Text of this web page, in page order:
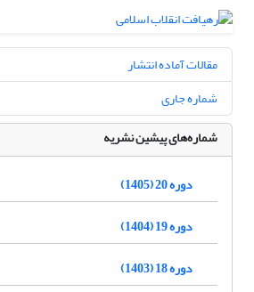
مقالات آماده انتشار
شماره جاری
شماره‌های پیشین نشریه
دوره 20 (1405)
دوره 19 (1404)
دوره 18 (1403)